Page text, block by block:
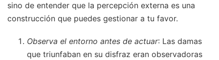
sino de entender que la percepción externa es una
construcción que puedes gestionar a tu favor.
Observa el entorno antes de actuar: Las damas
que triunfaban en su disfraz eran observadoras